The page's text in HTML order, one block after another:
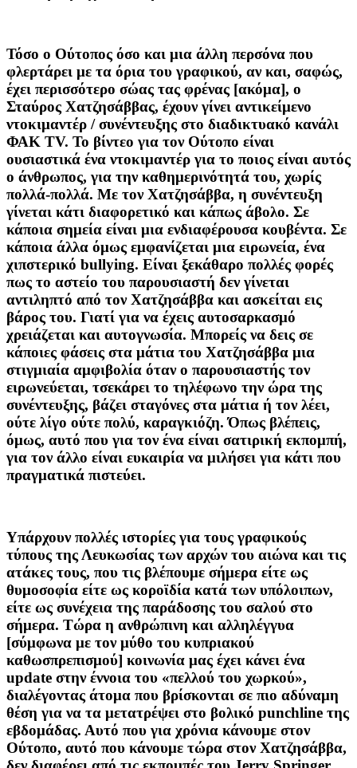
Τόσο ο Ούτοπος όσο και μια άλλη περσόνα που
φλερτάρει με τα όρια του γραφικού, αν και, σαφώς,
έχει περισσότερο σώας τας φρένας [ακόμα], ο
Σταύρος Χατζησάββας, έχουν γίνει αντικείμενο
ντοκιμαντέρ / συνέντευξης στο διαδικτυακό κανάλι
ΦΑΚ TV. Το βίντεο για τον Ούτοπο είναι
ουσιαστικά ένα ντοκιμαντέρ για το ποιος είναι αυτός
ο άνθρωπος, για την καθημερινότητά του, χωρίς
πολλά-πολλά. Με τον Χατζησάββα, η συνέντευξη
γίνεται κάτι διαφορετικό και κάπως άβολο. Σε
κάποια σημεία είναι μια ενδιαφέρουσα κουβέντα. Σε
κάποια άλλα όμως εμφανίζεται μια ειρωνεία, ένα
χιπστερικό bullying. Είναι ξεκάθαρο πολλές φορές
πως το αστείο του παρουσιαστή δεν γίνεται
αντιληπτό από τον Χατζησάββα και ασκείται εις
βάρος του. Γιατί για να έχεις αυτοσαρκασμό
χρειάζεται και αυτογνωσία. Μπορείς να δεις σε
κάποιες φάσεις στα μάτια του Χατζησάββα μια
στιγμιαία αμφιβολία όταν ο παρουσιαστής τον
ειρωνεύεται, τσεκάρει το τηλέφωνο την ώρα της
συνέντευξης, βάζει σταγόνες στα μάτια ή τον λέει,
ούτε λίγο ούτε πολύ, καραγκιόζη. Όπως βλέπεις,
όμως, αυτό που για τον ένα είναι σατιρική εκπομπή,
για τον άλλο είναι ευκαιρία να μιλήσει για κάτι που
πραγματικά πιστεύει.
Υπάρχουν πολλές ιστορίες για τους γραφικούς
τύπους της Λευκωσίας των αρχών του αιώνα και τις
ατάκες τους, που τις βλέπουμε σήμερα είτε ως
θυμοσοφία είτε ως κοροϊδία κατά των υπόλοιπων,
είτε ως συνέχεια της παράδοσης του σαλού στο
σήμερα. Τώρα η ανθρώπινη και αλληλέγγυα
[σύμφωνα με τον μύθο του κυπριακού
καθωσπρεπισμού] κοινωνία μας έχει κάνει ένα
update στην έννοια του «πελλού του χωρκού»,
διαλέγοντας άτομα που βρίσκονται σε πιο αδύναμη
θέση για να τα μετατρέψει στο βολικό punchline της
εβδομάδας. Αυτό που για χρόνια κάνουμε στον
Ούτοπο, αυτό που κάνουμε τώρα στον Χατζησάββα,